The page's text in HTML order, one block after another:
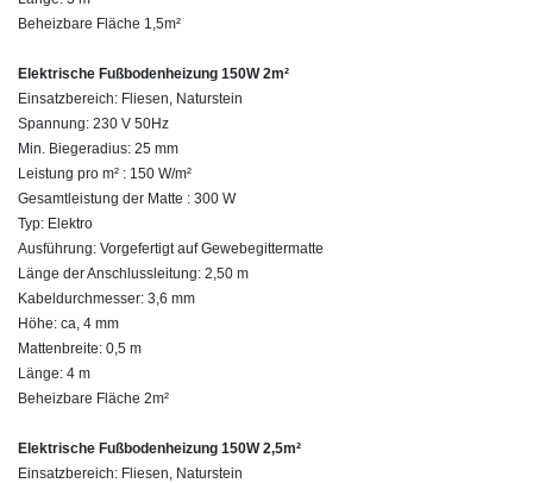
Beheizbare Fläche 1,5m²
Elektrische Fußbodenheizung 150W 2m²
Einsatzbereich: Fliesen, Naturstein
Spannung: 230 V 50Hz
Min. Biegeradius: 25 mm
Leistung pro m² : 150 W/m²
Gesamtleistung der Matte : 300 W
Typ: Elektro
Ausführung: Vorgefertigt auf Gewebegittermatte
Länge der Anschlussleitung: 2,50 m
Kabeldurchmesser: 3,6 mm
Höhe: ca, 4 mm
Mattenbreite: 0,5 m
Länge: 4 m
Beheizbare Fläche 2m²
Elektrische Fußbodenheizung 150W 2,5m²
Einsatzbereich: Fliesen, Naturstein